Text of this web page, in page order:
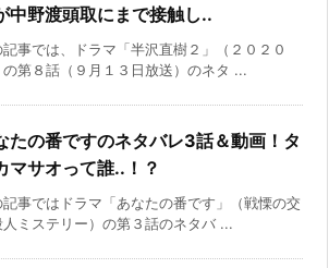
中野渡頭取にまで接触し..
記事では、ドラマ「半沢直樹２」（２０２０
の第８話（９月１３日放送）のネタ ...
たの番ですのネタバレ3話＆動画！タ
マサオって誰..！？
記事ではドラマ「あなたの番です」（戦慄の交
人ミステリー）の第３話のネタバ ...